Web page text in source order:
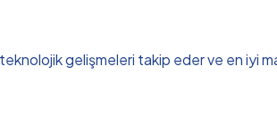
gelişmeleri takip eder ve en iyi